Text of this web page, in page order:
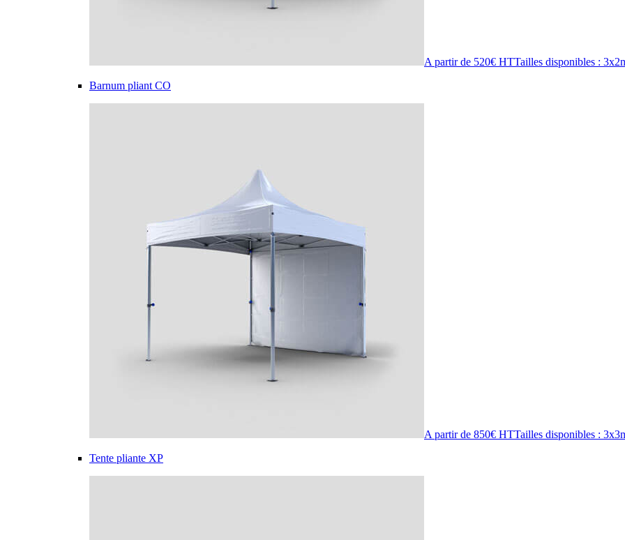
A partir de 520€ HTTailles disponibles :
Barnum pliant CO
A partir de 850€ HTTailles disponibles :
Tente pliante XP